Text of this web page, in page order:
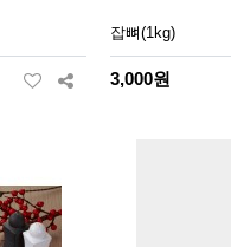
잡뼈(1kg)
3,000원